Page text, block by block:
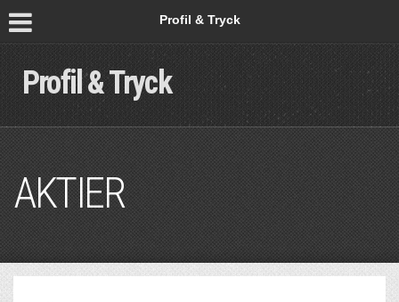
Profil & Tryck
Profil & Tryck
AKTIER